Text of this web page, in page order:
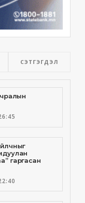
СЭТГЭГДЭЛ
гаргасан